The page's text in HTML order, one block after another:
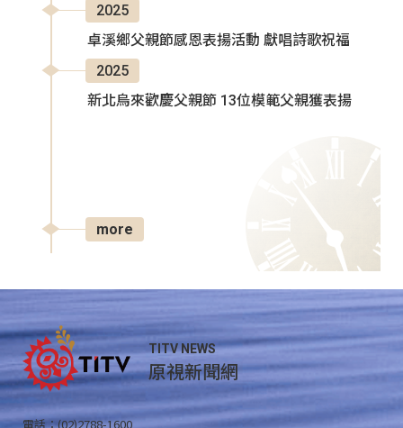
2025
卓溪鄉父親節感恩表揚活動 獻唱詩歌祝福
2025
新北烏來歡慶父親節 13位模範父親獲表揚
more
TITV NEWS
原視新聞網
電話：(02)2788-1600